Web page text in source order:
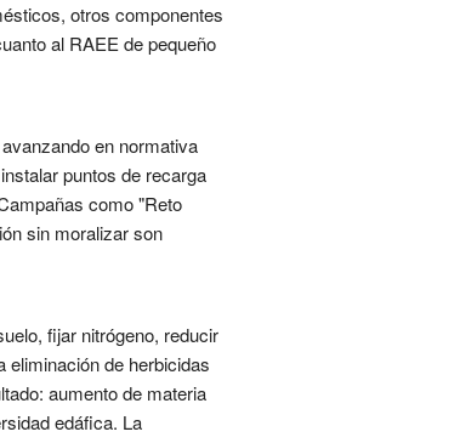
otros componentes
al RAEE de pequeño
en normativa
puntos de recarga
como "Reto
sin moralizar son
fijar nitrógeno, reducir
eliminación de herbicidas
aumento de materia
edáfica. La